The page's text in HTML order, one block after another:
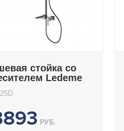
стойка со
Ledeme
РУБ.